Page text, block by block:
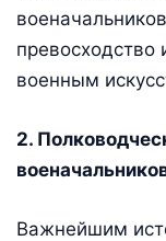
превосходство
военным
2.
Важнейшим